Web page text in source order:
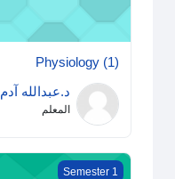
Physiology (1)
د.عبدالله آدم Teacher
المعلم
Bisc Clinical Sklls (1)
Semester 1